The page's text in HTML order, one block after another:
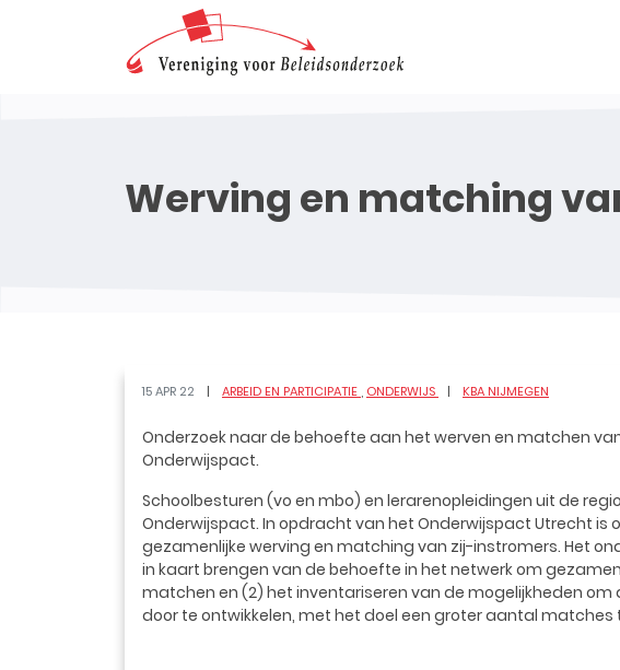
Werving en matching
15 APR 22 ARBEID EN PARTICIPATIE ONDERWIJS KBA NIJMEGEN
Onderzoek naar de behoefte aan het werven en matchen
Onderwijspact.
Schoolbesturen (vo en mbo) en lerarenopleidingen uit de
Onderwijspact. In opdracht van het Onderwijspact Utrecht is
gezamenlijke werving en matching van zij-instromers. Het
in kaart brengen van de behoefte in het netwerk om
matchen en (2) het inventariseren van de mogelijkheden
door te ontwikkelen, met het doel een groter aantal matches